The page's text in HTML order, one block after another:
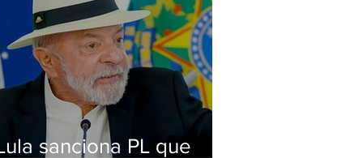
sanciona PL que